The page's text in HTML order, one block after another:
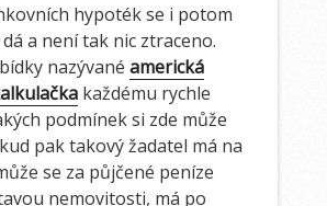
hypoték se i potom
a není tak nic ztraceno.
nazývanéamerická
každému rychle
podmínek si zde může
pak takový žadatel má na
se za půjčené peníze
nemovitosti, má po